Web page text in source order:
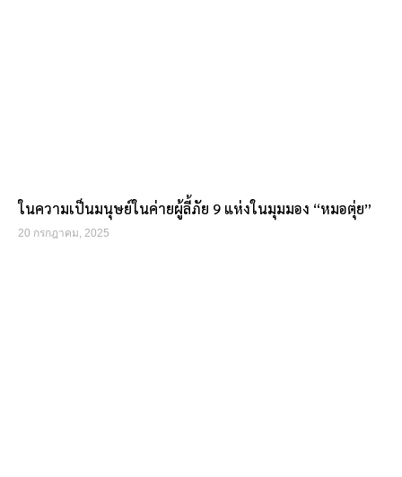
ในความเป็นมนุษย์ในค่ายผู้ลี้ภัย 9 แห่งในมุมมอง “หมอตุ่ย”
20 กรกฎาคม, 2025